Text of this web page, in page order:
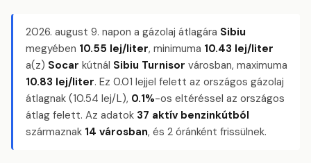
2026. august 9. napon a gázolaj átlagára Sibiu
megyében 10.55 lej/liter, minimuma 10.43 lej/liter
a(z) Socar kútnál Sibiu Turnisor városban, maximuma
10.83 lej/liter. Ez 0.01 lejjel felett az országos gázolaj
átlagnak (10.54 lej/L), 0.1%-os eltéréssel az országos
átlag felett. Az adatok 37 aktív benzinkútból
származnak 14 városban, és 2 óránként frissülnek.